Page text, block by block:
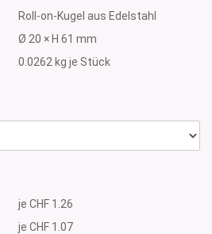
Roll-on-Kugel aus Edelstahl
Ø 20 × H 61 mm
0.0262 kg je Stück
je CHF 1.26
je CHF 1.07